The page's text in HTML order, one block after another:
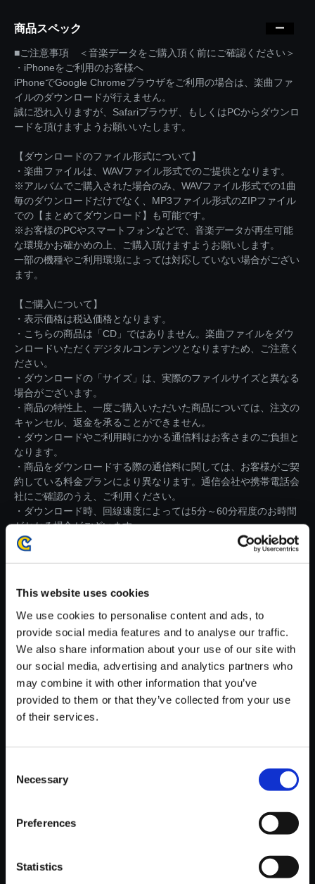
This website uses cookies
We use cookies to personalise content and ads, to
provide social media features and to analyse our traffic.
We also share information about your use of our site with
our social media, advertising and analytics partners who
may combine it with other information that you’ve
provided to them or that they’ve collected from your use
of their services.
Selection
Necessary
Preferences
Statistics
商品スペック
■ご注意事項 ＜音楽データをご購入頂く前にご確認ください＞
・iPhoneをご利用のお客様へ
iPhoneでGoogle Chromeブラウザをご利用の場合は、楽曲ファ
イルのダウンロードが行えません。
誠に恐れ入りますが、Safariブラウザ、もしくはPCからダウンロ
ードを頂けますようお願いいたします。
【ダウンロードのファイル形式について】
・楽曲ファイルは、WAVファイル形式でのご提供となります。
※アルバムでご購入された場合のみ、WAVファイル形式での1曲
毎のダウンロードだけでなく、MP3ファイル形式のZIPファイル
での【まとめてダウンロード】も可能です。
※お客様のPCやスマートフォンなどで、音楽データが再生可能
な環境かお確かめの上、ご購入頂けますようお願いします。
一部の機種やご利用環境によっては対応していない場合がござい
ます。
【ご購入について】
・表示価格は税込価格となります。
・こちらの商品は「CD」ではありません。楽曲ファイルをダウ
ンロードいただくデジタルコンテンツとなりますため、ご注意く
ださい。
・ダウンロードの「サイズ」は、実際のファイルサイズと異なる
場合がございます。
・商品の特性上、一度ご購入いただいた商品については、注文の
キャンセル、返金を承ることができません。
・ダウンロードやご利用時にかかる通信料はお客さまのご負担と
なります。
・商品をダウンロードする際の通信料に関しては、お客様がご契
約している料金プランにより異なります。通信会社や携帯電話会
社にご確認のうえ、ご利用ください。
・ダウンロード時、回線速度によっては5分～60分程度のお時間
がかかる場合がございます。
※ご購入いただいたファイルのダウンロードの際には、通信環境
が安定しているWifi環境でお試しください。
【単曲】バイオハザード ヴィレ
ッジ オリジナル・サウンドトラ
ック コンプリートエディション
150円